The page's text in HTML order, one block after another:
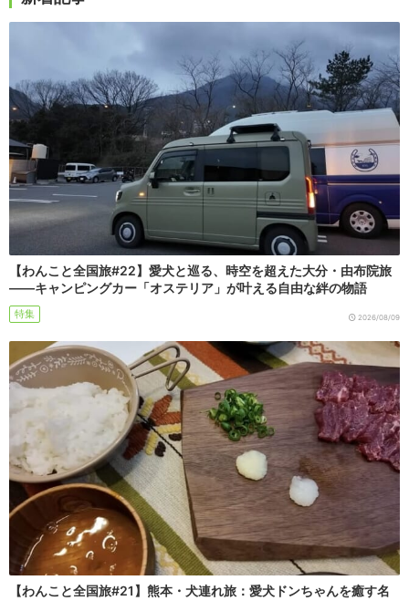
【わんこと全国旅#22】愛犬と巡る、時空を超えた大分・由布院旅
――キャンピングカー「オステリア」が叶える自由な絆の物語
特集 2026/08/09
【わんこと全国旅#21】熊本・犬連れ旅：愛犬ドンちゃんを癒す名